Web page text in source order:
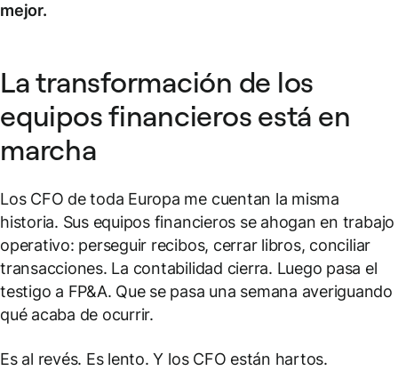
mejor.
La transformación de los
equipos financieros está en
marcha
Los CFO de toda Europa me cuentan la misma
historia. Sus equipos financieros se ahogan en trabajo
operativo: perseguir recibos, cerrar libros, conciliar
transacciones. La contabilidad cierra. Luego pasa el
testigo a FP&A. Que se pasa una semana averiguando
qué acaba de ocurrir.
Es al revés. Es lento. Y los CFO están hartos.